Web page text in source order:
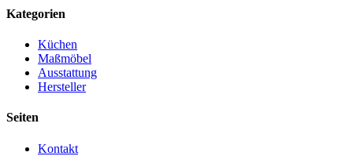
Kategorien
Küchen
Maßmöbel
Ausstattung
Hersteller
Seiten
Kontakt